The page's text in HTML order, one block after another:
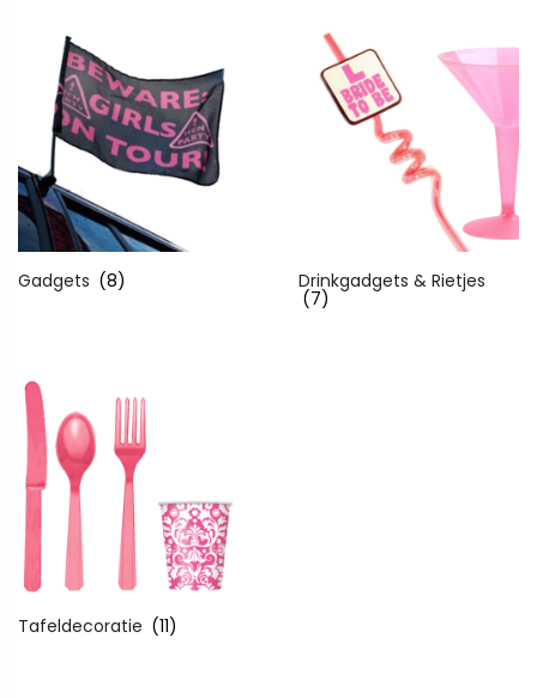
Gadgets (8) Drinkgadgets & Rietjes
(7)
Tafeldecoratie (11)